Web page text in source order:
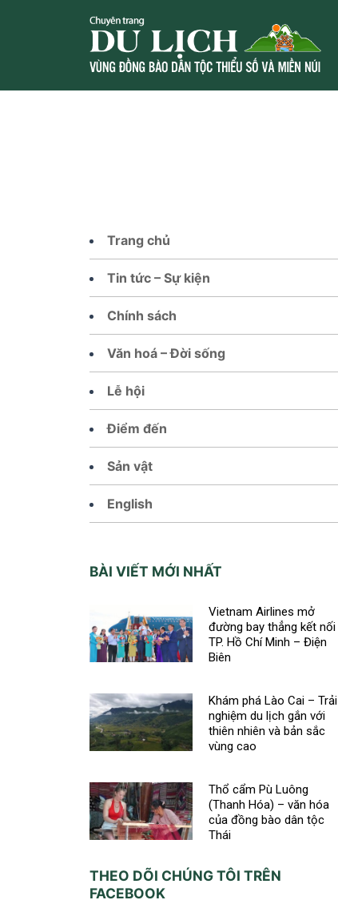
Trang chủ
Tin tức – Sự kiện
Chính sách
Văn hoá – Đời sống
Lễ hội
Điểm đến
Sản vật
English
BÀI VIẾT MỚI NHẤT
Vietnam Airlines mở
đường bay thẳng kết nối
TP. Hồ Chí Minh – Điện
Biên
Khám phá Lào Cai – Trải
nghiệm du lịch gắn với
thiên nhiên và bản sắc
vùng cao
Thổ cẩm Pù Luông
(Thanh Hóa) – văn hóa
của đồng bào dân tộc
Thái
THEO DÕI CHÚNG TÔI TRÊN
FACEBOOK